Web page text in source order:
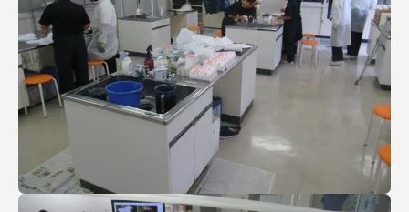
ニュースリリース
卒業にあたってのアンケート